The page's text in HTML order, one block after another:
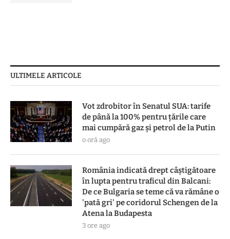
ULTIMELE ARTICOLE
Vot zdrobitor în Senatul SUA: tarife
de până la 100% pentru țările care
mai cumpără gaz și petrol de la Putin
o oră ago
România indicată drept câștigătoare
în lupta pentru traficul din Balcani:
De ce Bulgaria se teme că va rămâne o
'pată gri' pe coridorul Schengen de la
Atena la Budapesta
3 ore ago